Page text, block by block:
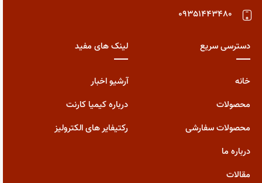
09351443480
دسترسی سریع
خانه
محصولات
محصولات سفارشی
درباره ما
مقالات
لینک های مفید
آرشیو اخبار
درباره کیمیا کارنت
رکتیفایر های الکترولیز